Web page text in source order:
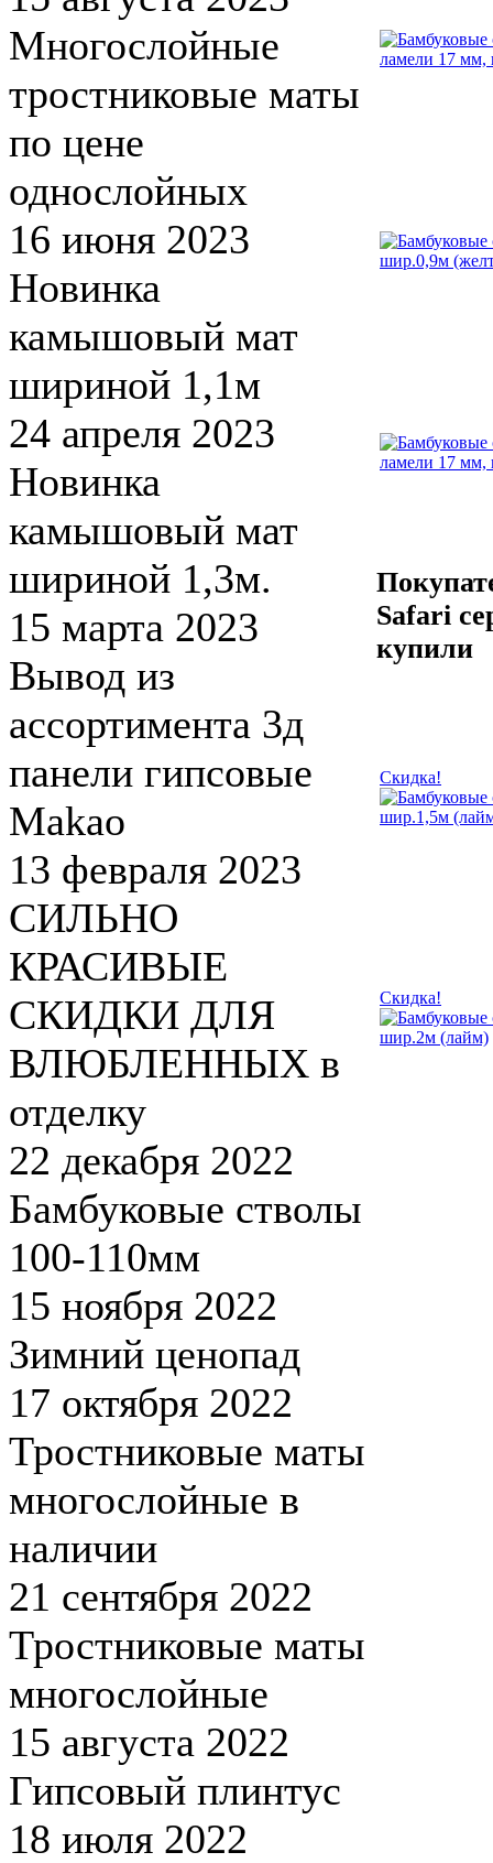
Многослойные
тростниковые маты
по цене
однослойных
16 июня 2023
Новинка
камышовый мат
шириной 1,1м
24 апреля 2023
Новинка
камышовый мат
шириной 1,3м.
15 марта 2023
Вывод из
ассортимента 3д
панели гипсовые
Makao
13 февраля 2023
СИЛЬНО
КРАСИВЫЕ
СКИДКИ ДЛЯ
ВЛЮБЛЕННЫХ в
отделку
22 декабря 2022
Бамбуковые стволы
100-110мм
15 ноября 2022
Зимний ценопад
17 октября 2022
Тростниковые маты
многослойные в
наличии
21 сентября 2022
Тростниковые маты
многослойные
15 августа 2022
Гипсовый плинтус
18 июля 2022
Safari
купили
Скидка!
Скидка!